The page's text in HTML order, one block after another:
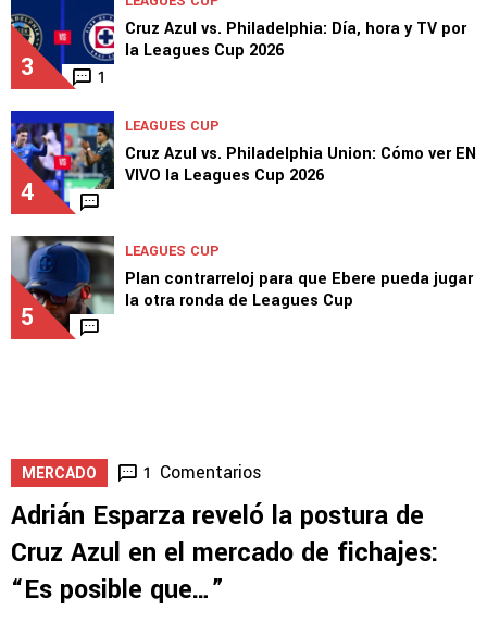
3 1
Cruz Azul vs. Philadelphia: Día, hora y TV por
la Leagues Cup 2026
4
LEAGUES CUP
Cruz Azul vs. Philadelphia Union: Cómo ver EN
VIVO la Leagues Cup 2026
5
LEAGUES CUP
Plan contrarreloj para que Ebere pueda jugar
la otra ronda de Leagues Cup
MERCADO 1 Comentarios
Adrián Esparza reveló la postura de
Cruz Azul en el mercado de fichajes:
“Es posible que…”